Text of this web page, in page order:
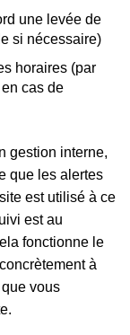
une levée de
si nécessaire)
horaires (par
cas de
gestion interne,
que les alertes
est utilisé à ce
est au
fonctionne le
à
que vous